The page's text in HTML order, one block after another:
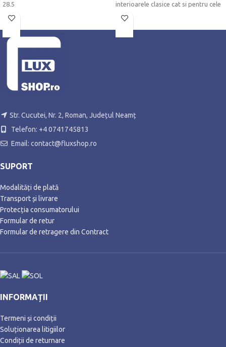
28.5
interioarele clasice cat si pentru cele
moderne.Se alimenteaza cu baterie
Str. Cucutei, Nr. 2, Roman, Județul Neamț
Telefon: +4 0741745813
Email: contact@fluxshop.ro
SUPORT
Modalități de plată
Transport și livrare
Protecția consumatorului
Formular de retur
Formular de retragere din Contract
INFORMAȚII
Termeni și condiții
Soluționarea litigiilor
Condiții de returnare